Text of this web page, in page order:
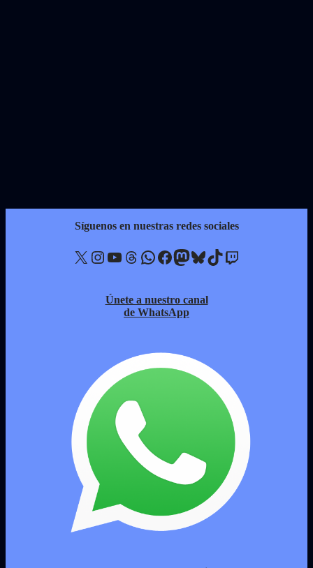
Síguenos en nuestras redes sociales
X Instagram YouTube Threads WhatsApp Facebook Mastodon Bluesky TikTok Twitch
Únete a nuestro canal
de WhatsApp